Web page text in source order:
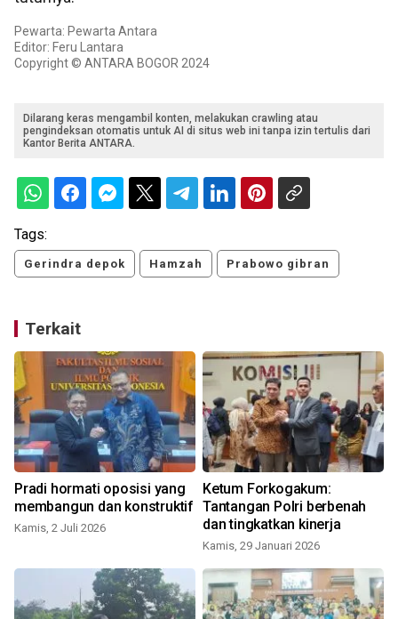
Pewarta: Pewarta Antara
Editor: Feru Lantara
Copyright © ANTARA BOGOR 2024
Dilarang keras mengambil konten, melakukan crawling atau
pengindeksan otomatis untuk AI di situs web ini tanpa izin tertulis dari
Kantor Berita ANTARA.
Tags:
Gerindra depok Hamzah Prabowo gibran
Terkait
Pradi hormati oposisi yang
membangun dan konstruktif
Kamis, 2 Juli 2026
Ketum Forkogakum:
Tantangan Polri berbenah
dan tingkatkan kinerja
Kamis, 29 Januari 2026